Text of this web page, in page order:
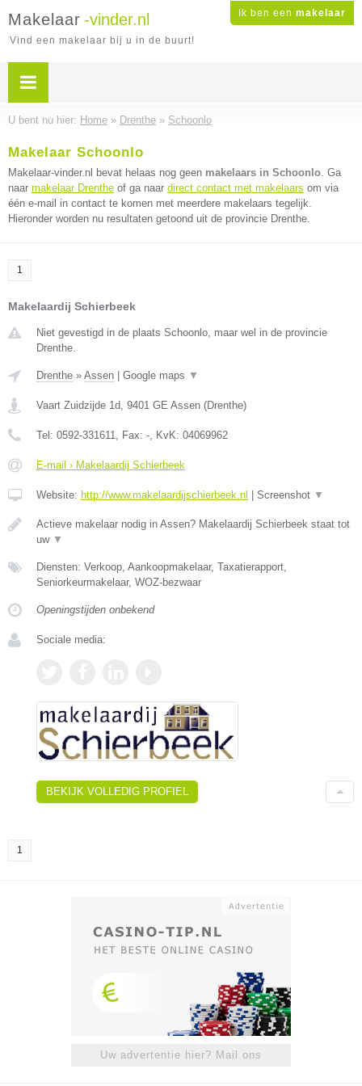
Ik ben een makelaar
Makelaar -vinder.nl
Vind een makelaar bij u in de buurt!
U bent nu hier: Home » Drenthe » Schoonlo
Makelaar Schoonlo
Makelaar-vinder.nl bevat helaas nog geen makelaars in Schoonlo. Ga
naar makelaar Drenthe of ga naar direct contact met makelaars om via
één e-mail in contact te komen met meerdere makelaars tegelijk.
Hieronder worden nu resultaten getoond uit de provincie Drenthe.
1
Makelaardij Schierbeek
Niet gevestigd in de plaats Schoonlo, maar wel in de provincie
Drenthe.
Drenthe » Assen Google maps ▼
Vaart Zuidzijde 1d, 9401 GE Assen (Drenthe)
Tel: 0592-331611, Fax: -, KvK: 04069962
E-mail › Makelaardij Schierbeek
Website: http://www.makelaardijschierbeek.nl Screenshot ▼
Actieve makelaar nodig in Assen? Makelaardij Schierbeek staat tot
uw ▼
Diensten: Verkoop, Aankoopmakelaar, Taxatierapport,
Seniorkeurmakelaar, WOZ-bezwaar
Openingstijden onbekend
Sociale media:
BEKIJK VOLLEDIG PROFIEL
1
Uw advertentie hier? Mail ons